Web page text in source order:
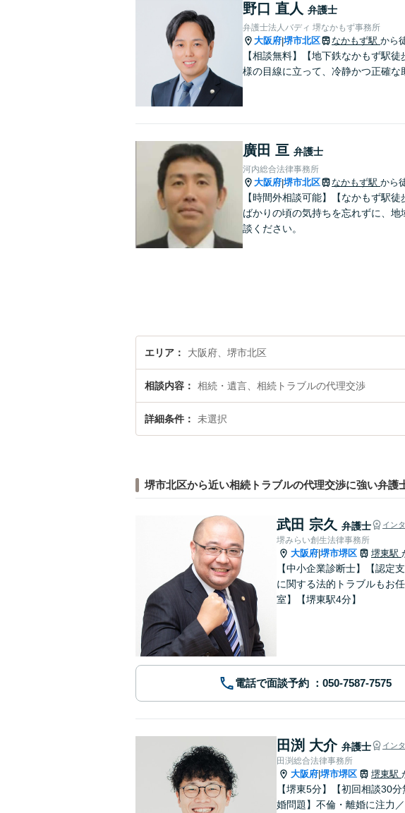
野口 直人 弁護士
弁護士法人バディ 堺なかもず事務所
大阪府|堺市北区 なかもず駅 から
【相談無料】【地下鉄なかもず駅
様の目線に立って、冷静かつ正確な
廣田 亘 弁護士
河内総合法律事務所
大阪府|堺市北区 なかもず駅 から
【時間外相談可能】【なかもず駅
ばかりの頃の気持ちを忘れずに、
談ください。
エリア 大阪府、堺市北区
相談内容 相続・遺言、相続トラブルの代理交渉
詳細条件 未選択
堺市北区から近い相続トラブルの代理交渉に強い弁護
武田 宗久 弁護士 イン
堺みらい創生法律事務所
大阪府 堺市堺区 堺東駅
【中小企業診断士】【認定
に関する法的トラブルもお
室】【堺東駅4分】
電話で面談予約
田渕 大介 弁護士 イン
田渕総合法律事務所
大阪府 堺市堺区 堺東駅
【堺東5分】【初回相談30
婚問題】不倫・離婚に注力